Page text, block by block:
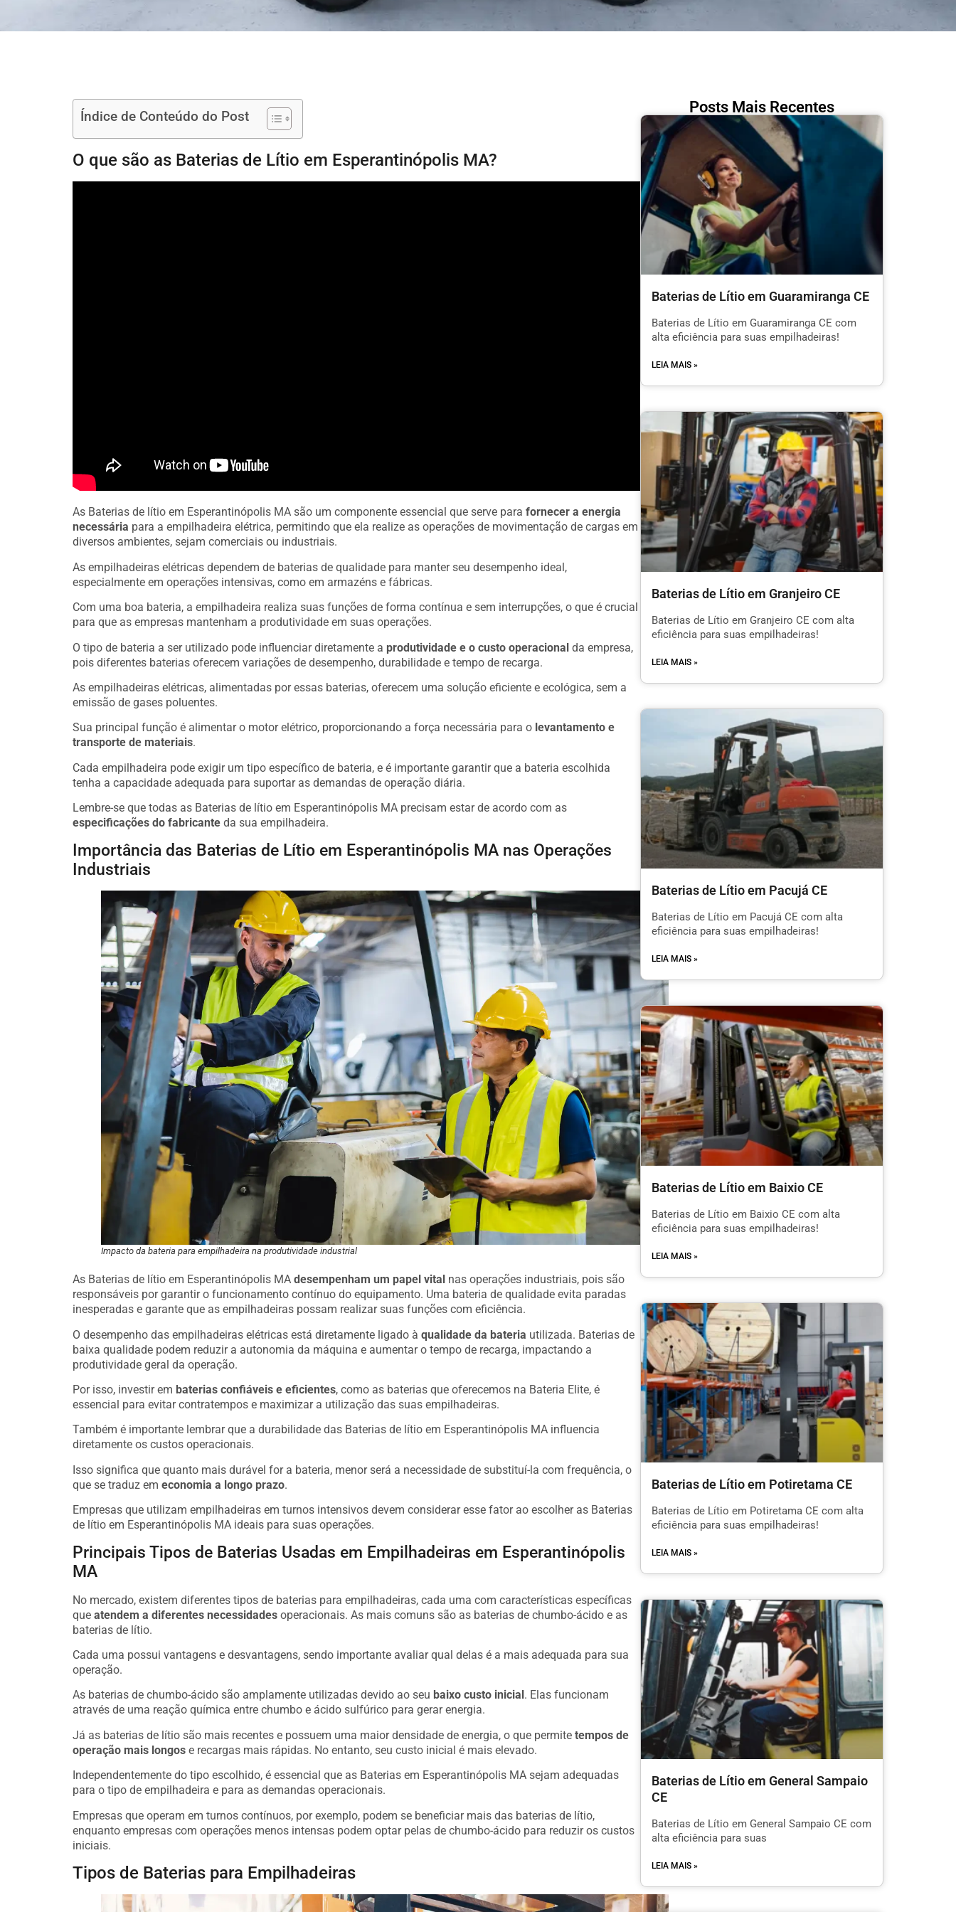
Índice de Conteúdo do Post
O que são as Baterias de Lítio em Esperantinópolis MA?
As Baterias de lítio em Esperantinópolis MA são um componente essencial que serve para fornecer a energia
necessária para a empilhadeira elétrica, permitindo que ela realize as operações de movimentação de cargas em
diversos ambientes, sejam comerciais ou industriais.
As empilhadeiras elétricas dependem de baterias de qualidade para manter seu desempenho ideal,
especialmente em operações intensivas, como em armazéns e fábricas.
Com uma boa bateria, a empilhadeira realiza suas funções de forma contínua e sem interrupções, o que é crucial
para que as empresas mantenham a produtividade em suas operações.
O tipo de bateria a ser utilizado pode influenciar diretamente a produtividade e o custo operacional da empresa,
pois diferentes baterias oferecem variações de desempenho, durabilidade e tempo de recarga.
As empilhadeiras elétricas, alimentadas por essas baterias, oferecem uma solução eficiente e ecológica, sem a
emissão de gases poluentes.
Sua principal função é alimentar o motor elétrico, proporcionando a força necessária para o levantamento e
transporte de materiais.
Cada empilhadeira pode exigir um tipo específico de bateria, e é importante garantir que a bateria escolhida
tenha a capacidade adequada para suportar as demandas de operação diária.
Lembre-se que todas as Baterias de lítio em Esperantinópolis MA precisam estar de acordo com as
especificações do fabricante da sua empilhadeira.
Importância das Baterias de Lítio em Esperantinópolis MA nas Operações
Industriais
Impacto da bateria para empilhadeira na produtividade industrial
As Baterias de lítio em Esperantinópolis MA desempenham um papel vital nas operações industriais, pois são
responsáveis por garantir o funcionamento contínuo do equipamento. Uma bateria de qualidade evita paradas
inesperadas e garante que as empilhadeiras possam realizar suas funções com eficiência.
O desempenho das empilhadeiras elétricas está diretamente ligado à qualidade da bateria utilizada. Baterias de
baixa qualidade podem reduzir a autonomia da máquina e aumentar o tempo de recarga, impactando a
produtividade geral da operação.
Por isso, investir em baterias confiáveis e eficientes, como as baterias que oferecemos na Bateria Elite, é
essencial para evitar contratempos e maximizar a utilização das suas empilhadeiras.
Também é importante lembrar que a durabilidade das Baterias de lítio em Esperantinópolis MA influencia
diretamente os custos operacionais.
Isso significa que quanto mais durável for a bateria, menor será a necessidade de substituí-la com frequência, o
que se traduz em economia a longo prazo.
Empresas que utilizam empilhadeiras em turnos intensivos devem considerar esse fator ao escolher as Baterias
de lítio em Esperantinópolis MA ideais para suas operações.
Principais Tipos de Baterias Usadas em Empilhadeiras em Esperantinópolis
MA
No mercado, existem diferentes tipos de baterias para empilhadeiras, cada uma com características específicas
que atendem a diferentes necessidades operacionais. As mais comuns são as baterias de chumbo-ácido e as
baterias de lítio.
Cada uma possui vantagens e desvantagens, sendo importante avaliar qual delas é a mais adequada para sua
operação.
As baterias de chumbo-ácido são amplamente utilizadas devido ao seu baixo custo inicial . Elas funcionam
através de uma reação química entre chumbo e ácido sulfúrico para gerar energia.
Já as baterias de lítio são mais recentes e possuem uma maior densidade de energia, o que permite tempos de
operação mais longos e recargas mais rápidas. No entanto, seu custo inicial é mais elevado.
Independentemente do tipo escolhido, é essencial que as Baterias em Esperantinópolis MA sejam adequadas
para o tipo de empilhadeira e para as demandas operacionais.
Empresas que operam em turnos contínuos, por exemplo, podem se beneficiar mais das baterias de lítio,
enquanto empresas com operações menos intensas podem optar pelas de chumbo-ácido para reduzir os custos
iniciais.
Tipos de Baterias para Empilhadeiras
Posts Mais Recentes
Baterias de Lítio em Guaramiranga CE
Baterias de Lítio em Guaramiranga CE com
alta eficiência para suas empilhadeiras!
LEIA MAIS »
Baterias de Lítio em Granjeiro CE
Baterias de Lítio em Granjeiro CE com alta
eficiência para suas empilhadeiras!
LEIA MAIS »
Baterias de Lítio em Pacujá CE
Baterias de Lítio em Pacujá CE com alta
eficiência para suas empilhadeiras!
LEIA MAIS »
Baterias de Lítio em Baixio CE
Baterias de Lítio em Baixio CE com alta
eficiência para suas empilhadeiras!
LEIA MAIS »
Baterias de Lítio em Potiretama CE
Baterias de Lítio em Potiretama CE com alta
eficiência para suas empilhadeiras!
LEIA MAIS »
Baterias de Lítio em General Sampaio
CE
Baterias de Lítio em General Sampaio CE com
alta eficiência para suas
LEIA MAIS »